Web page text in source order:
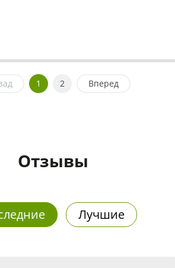
1 2 Вперед
Отзывы
Лучшие